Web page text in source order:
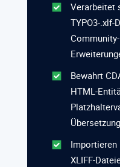
Verarbeitet
TYPO3-.xlf-
Bewahrt
HTML-
Importieren
XLIFF-